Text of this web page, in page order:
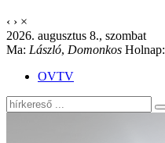
‹ › ×
2026. augusztus 8., szombat
Ma: László, Domonkos Holnap:
OVTV